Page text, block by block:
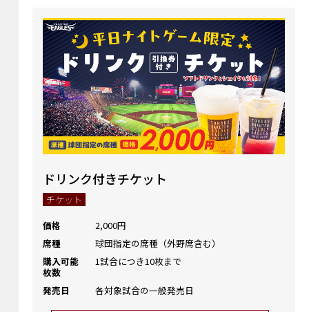
ドリンク付きチケット
チケット
価格
2,000円
席種
球団指定の席種（外野席含む）
購入可能
枚数
1試合につき10枚まで
発売日 各対象試合の一般発売日